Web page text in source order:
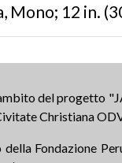
Mono; 12 in.
del progetto
Christiana
Fondazione